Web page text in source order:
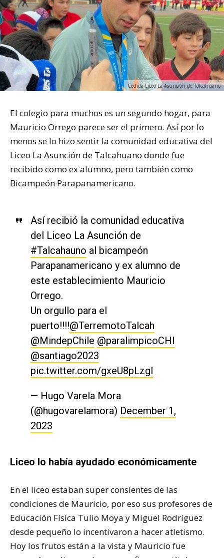
Cedida Liceo La Asunción de Talcahuano
El colegio para muchos es un segundo hogar, para
Mauricio Orrego parece ser el primero. Así por lo
menos se lo hizo sentir la comunidad educativa del
Liceo La Asunción de Talcahuano donde fue
recibido como ex alumno, pero también como
Bicampeón Parapanamericano.
Así recibió la comunidad educativa
del Liceo La Asunción de
#Talcahauno al bicampeón
Parapanamericano y ex alumno de
este establecimiento Mauricio
Orrego.
Un orgullo para el
puerto!!!!@TerremotoTalcah
@MindepChile @paralimpicoCHI
@santiago2023
pic.twitter.com/gxeU8pLzgI
— Hugo Varela Mora
(@hugovarelamora) December 1,
2023
Liceo lo había ayudado económicamente
En el liceo estaban super consientes de las
condiciones de Mauricio, por eso sus profesores de
Educación Física Tulio Moya y Miguel Rodríguez
desde pequeño lo incentivaron a hacer atletismo.
Hoy los frutos están a la vista y Mauricio fue